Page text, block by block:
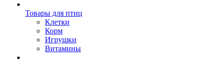
Товары для птиц
Клетки
Корм
Игрушки
Витамины